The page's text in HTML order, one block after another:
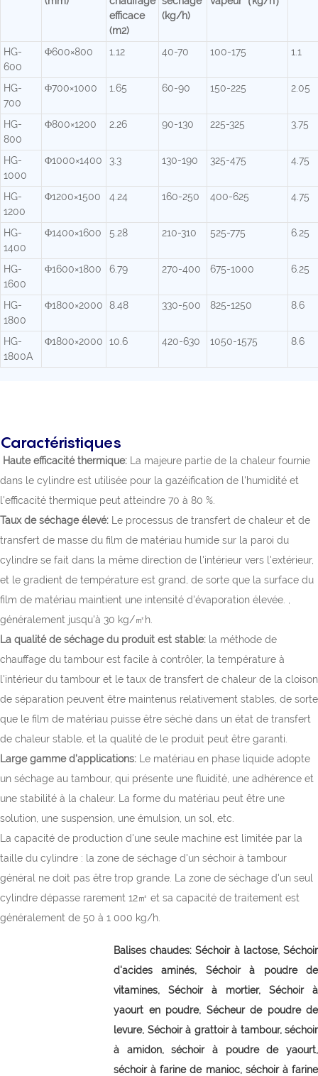
efficace
(m2)
(kg/h)
HG-
600
Φ600×800 1.12 40-70 100-175 1.1
HG-
700
Φ700×1000 1.65 60-90 150-225 2.05
HG-
800
Φ800×1200 2.26 90-130 225-325 3.75
HG-
1000
Φ1000×1400 3.3 130-190 325-475 4.75
HG-
1200
Φ1200×1500 4.24 160-250 400-625 4.75
HG-
1400
Φ1400×1600 5.28 210-310 525-775 6.25
HG-
1600
Φ1600×1800 6.79 270-400 675-1000 6.25
HG-
1800
Φ1800×2000 8.48 330-500 825-1250 8.6
HG-
1800A
Φ1800×2000 10.6 420-630 1050-1575 8.6
Caractéristiques
Haute efficacité thermique:
La majeure partie de la chaleur fournie
dans le cylindre est utilisée pour la gazéification de l'humidité et
l'efficacité thermique peut atteindre 70 à 80 %.
Taux de séchage élevé:
Le processus de transfert de chaleur et de
transfert de masse du film de matériau humide sur la paroi du
cylindre se fait dans la même direction de l'intérieur vers l'extérieur,
et le gradient de température est grand, de sorte que la surface du
film de matériau maintient une intensité d'évaporation élevée. ,
généralement jusqu'à 30 kg/㎡h.
La qualité de séchage du produit est stable: la méthode de
chauffage du tambour est facile à contrôler, la température à
l'intérieur du tambour et le taux de transfert de chaleur de la cloison
de séparation peuvent être maintenus relativement stables, de sorte
que le film de matériau puisse être séché dans un état de transfert
de chaleur stable, et la qualité de le produit peut être garanti.
Large gamme d'applications:
Le matériau en phase liquide adopte
un séchage au tambour, qui présente une fluidité, une adhérence et
une stabilité à la chaleur. La forme du matériau peut être une
solution, une suspension, une émulsion, un sol, etc.
La capacité de production d'une seule machine est limitée par la
taille du cylindre : la zone de séchage d'un séchoir à tambour
général ne doit pas être trop grande. La zone de séchage d'un seul
cylindre dépasse rarement 12㎡ et sa capacité de traitement est
généralement de 50 à 1 000 kg/h.
Balises chaudes:Séchoir à lactose,Séchoir
d'acides aminés, Séchoir à poudre de
vitamines, Séchoir à mortier, Séchoir à
yaourt en poudre, Sécheur de poudre de
levure, Séchoir à grattoir à tambour, séchoir
à amidon, séchoir à poudre de yaourt,
séchoir à farine de manioc, séchoir à farine